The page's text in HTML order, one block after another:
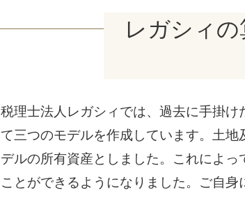
レガシィ
税理士法人レガシィでは、過去に手掛
て三つのモデルを作成しています。土
デルの所有資産としました。これによ
ことができるようになりました。ご自身